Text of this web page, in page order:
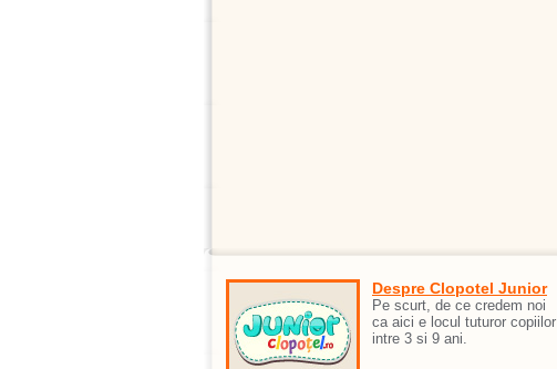
Despre Clopotel Junior
Pe scurt, de ce credem noi
ca aici e locul tuturor copiilor
intre 3 si 9 ani.